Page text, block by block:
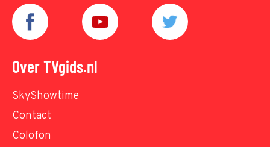
Over TVgids.nl
SkyShowtime
Contact
Colofon